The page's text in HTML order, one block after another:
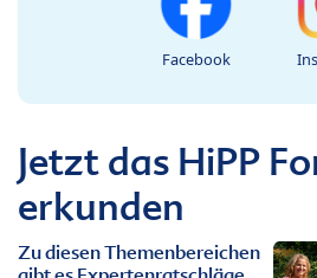
Facebook
Jetzt das HiPP
erkunden
Zu diesen Themenbereichen